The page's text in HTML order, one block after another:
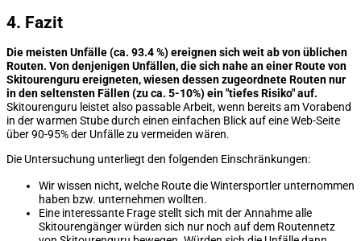
4. Fazit
Die meisten Unfälle (ca. 93.4 %) ereignen sich weit ab von üblichen
Routen. Von denjenigen Unfällen, die sich nahe an einer Route von
Skitourenguru ereigneten, wiesen dessen zugeordnete Routen nur
in den seltensten Fällen (zu ca. 5-10%) ein "tiefes Risiko" auf.
Skitourenguru leistet also passable Arbeit, wenn bereits am Vorabend
in der warmen Stube durch einen einfachen Blick auf eine Web-Seite
über 90-95% der Unfälle zu vermeiden wären.
Die Untersuchung unterliegt den folgenden Einschränkungen:
Wir wissen nicht, welche Route die Wintersportler unternommen
haben bzw. unternehmen wollten.
Eine interessante Frage stellt sich mit der Annahme alle
Skitourengänger würden sich nur noch auf dem Routennetz